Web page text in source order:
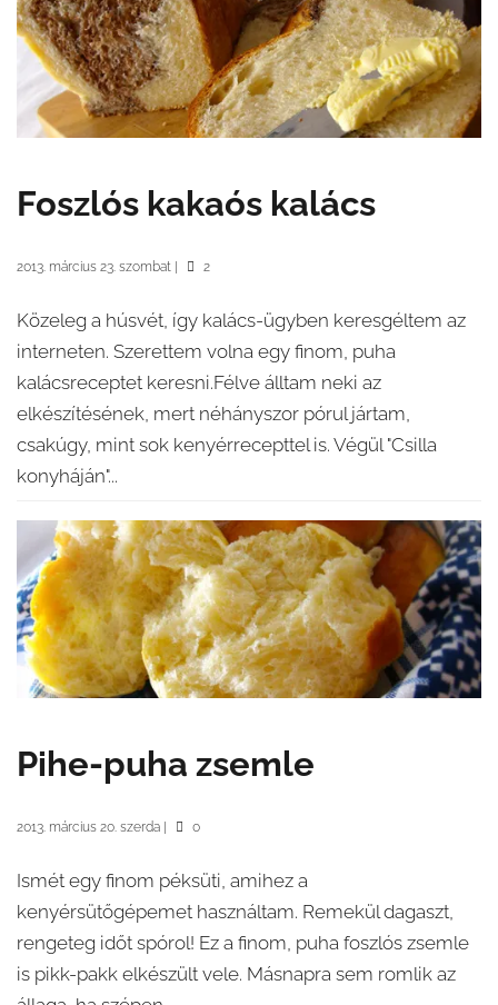
Foszlós kakaós kalács
2013. március 23. szombat 2
Közeleg a húsvét, így kalács-ügyben keresgéltem az
interneten. Szerettem volna egy finom, puha
kalácsreceptet keresni.Félve álltam neki az
elkészítésének, mert néhányszor pórul jártam,
csakúgy, mint sok kenyérrecepttel is. Végül "Csilla
konyháján"...
Pihe-puha zsemle
2013. március 20. szerda 0
Ismét egy finom péksüti, amihez a
kenyérsütőgépemet használtam. Remekül dagaszt,
rengeteg időt spórol! Ez a finom, puha foszlós zsemle
is pikk-pakk elkészült vele. Másnapra sem romlik az